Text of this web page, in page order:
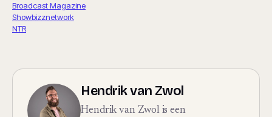
Broadcast Magazine
Showbizznetwork
NTR
Hendrik van Zwol
Hendrik van Zwol is een